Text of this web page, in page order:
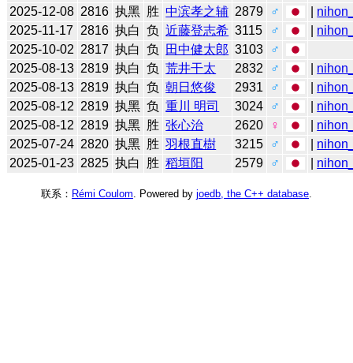
2025-12-08 2816 执黑 胜 中滨孝之辅 2879 ♂
2025-11-17
2816 执白 负 近藤登志希 3115 ♂
2025-10-02 2817 执白 负 田中健太郎 3103
♂
2025-08-13 2819 执白 负 荒井干太 2832 ♂
2025-08-13 2819 执白 负 朝日悠俊 2931 ♂
2025-08-12 2819 执黑 负 重川 明司 3024 ♂
2025-08-12 2819 执黑 胜 张心治 2620 ♀
2025-07-24 2820 执黑 胜 羽根直樹 3215 ♂
2025-01-23 2825 执白 胜 稻垣阳 2579 ♂
联系： Rémi Coulom . Powered by joedb, the C++ database